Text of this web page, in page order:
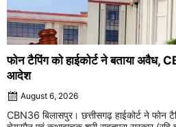
फोन टैपिंग को हाईकोर्ट ने बताया अवैध,
आदेश
August 6, 2026
CBN36 बिलासपुर। छत्तीसगढ़ हाईकोर्ट ने फोन